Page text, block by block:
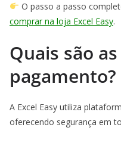
O passo a passo
comprar na loja Excel Easy.
Quais são
pagamento?
A Excel Easy utiliza
oferecendo segurança em